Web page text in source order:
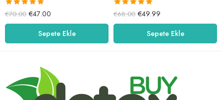
5 üzerinden
5.00oy aldı
€70.00 €47.00
Sepete Ekle
5 üzerinden
5.00oy aldı
€68.00 €49.99
Sepete Ekle